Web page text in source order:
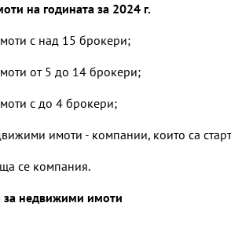
на годината за 2024 г.
с над 15 брокери;
от 5 до 14 брокери;
с до 4 брокери;
имоти - компании, които са
се компания.
недвижими имоти